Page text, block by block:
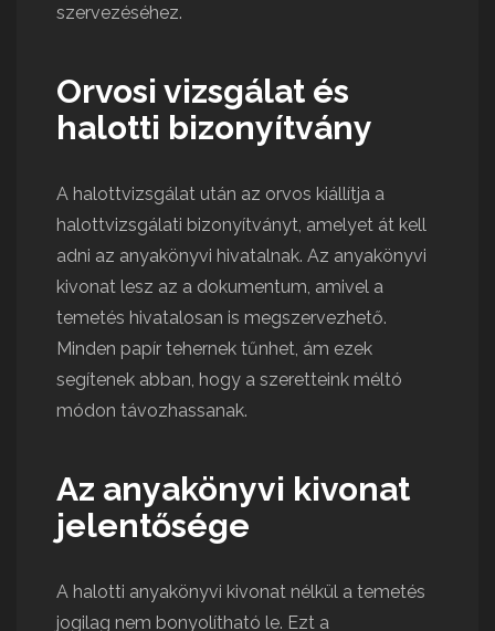
szervezéséhez.
Orvosi vizsgálat és
halotti bizonyítvány
A halottvizsgálat után az orvos kiállítja a
halottvizsgálati bizonyítványt, amelyet át kell
adni az anyakönyvi hivatalnak. Az anyakönyvi
kivonat lesz az a dokumentum, amivel a
temetés hivatalosan is megszervezhető.
Minden papír tehernek tűnhet, ám ezek
segítenek abban, hogy a szeretteink méltó
módon távozhassanak.
Az anyakönyvi kivonat
jelentősége
A halotti anyakönyvi kivonat nélkül a temetés
jogilag nem bonyolítható le. Ezt a